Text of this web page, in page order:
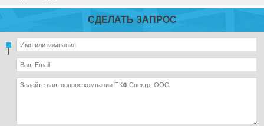
СДЕЛАТЬ ЗАПРОС